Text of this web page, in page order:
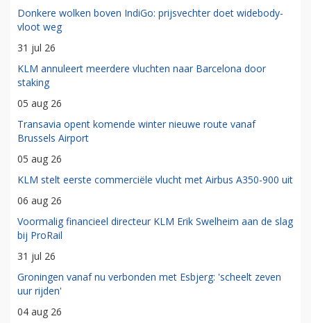
Donkere wolken boven IndiGo: prijsvechter doet widebody-
vloot weg
31 jul 26
KLM annuleert meerdere vluchten naar Barcelona door
staking
05 aug 26
Transavia opent komende winter nieuwe route vanaf
Brussels Airport
05 aug 26
KLM stelt eerste commerciële vlucht met Airbus A350-900 uit
06 aug 26
Voormalig financieel directeur KLM Erik Swelheim aan de slag
bij ProRail
31 jul 26
Groningen vanaf nu verbonden met Esbjerg: 'scheelt zeven
uur rijden'
04 aug 26